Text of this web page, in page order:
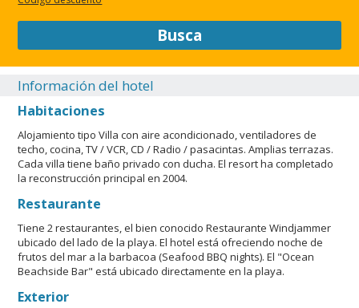
Busca
Información del hotel
Habitaciones
Alojamiento tipo Villa con aire acondicionado, ventiladores de
techo, cocina, TV / VCR, CD / Radio / pasacintas. Amplias terrazas.
Cada villa tiene baño privado con ducha. El resort ha completado
la reconstrucción principal en 2004.
Restaurante
Tiene 2 restaurantes, el bien conocido Restaurante Windjammer
ubicado del lado de la playa. El hotel está ofreciendo noche de
frutos del mar a la barbacoa (Seafood BBQ nights). El "Ocean
Beachside Bar" está ubicado directamente en la playa.
Exterior